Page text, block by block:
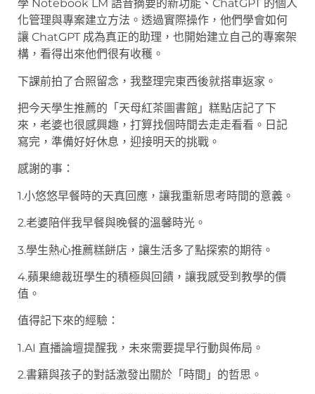
學 Notebook LM 語音摘要的新功能、ChatGPT 的個人
化管理與專案建立方法。透過實際操作，他們學會如何
讓 ChatGPT 成為真正的助理，也開始建立自己的專案架
構，看得出來他們很有收穫。
下課前拍了合照留念，我整理完東西後就搭車返家。
把今天學生推薦的「天母紅茶圖書館」糕點店記了下
來，老婆也很感興趣，打算找個時間去走走看看。日記
寫完，準備好好休息，迎接明天的挑戰。
感謝的事：
1.小悠悠早餐時的天真回應，讓我重新思考時間的意義。
2.老婆陪伴我早餐與晚餐的溫馨時光。
3.學生熱心推薦糕餅店，讓生活多了點探索的期待。
4.蘋果總裁班學生的積極與回饋，讓我感受到教學的價
值。
值得記下來的經驗：
1.AI 直播論壇提醒我，未來需要提早行動與佈局。
2.書籍與孩子的對話激發出關於「時間」的哲思。